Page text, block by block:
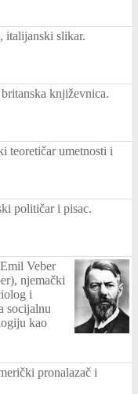
italijanski slikar.
književnica.
teoretičar umetnosti i
političar i pisac.
Veber
njemački
i
socijalnu
kao
pronalazač i